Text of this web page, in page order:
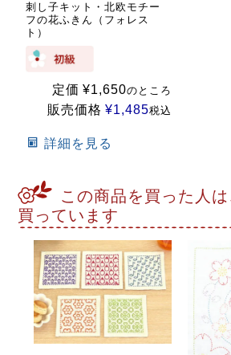
刺し子キット・北欧モチー
フの花ふきん（フォレス
ト）
定価 ¥1,650のところ
販売価格 ¥1,485税込
詳細を見る
この商品を買った人
買っています